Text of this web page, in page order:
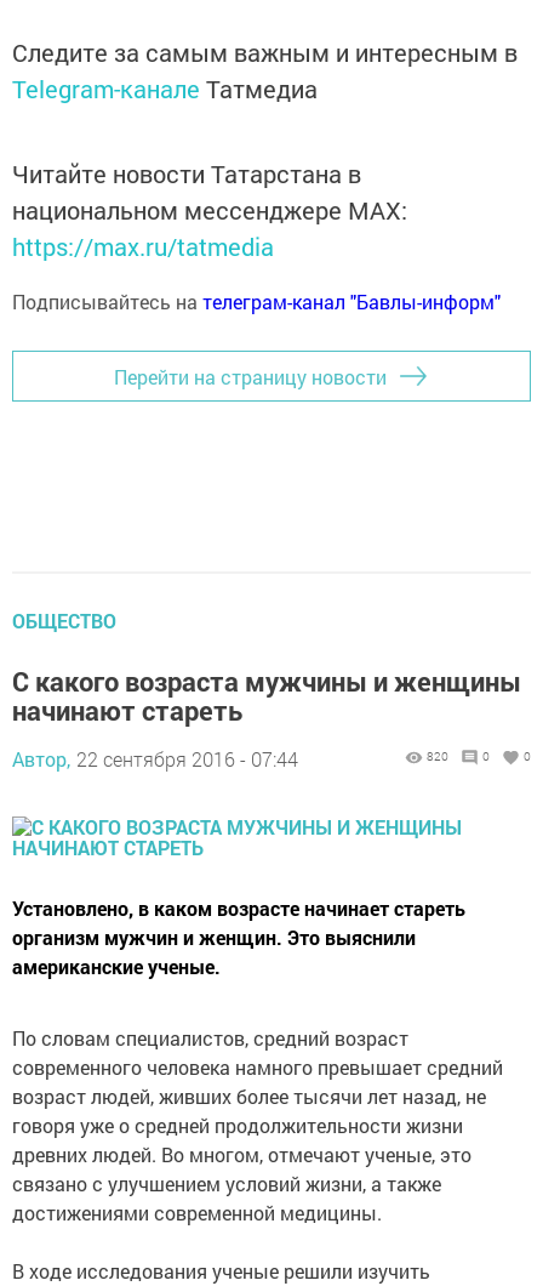
Следите за самым важным и интересным в
Telegram-канале Татмедиа
Читайте новости Татарстана в
национальном мессенджере MАХ:
https://max.ru/tatmedia
Подписывайтесь на телеграм-канал "Бавлы-информ"
Перейти на страницу новости
ОБЩЕСТВО
С какого возраста мужчины и женщины
начинают стареть
Автор, 22 сентября 2016 - 07:44 820 0 0
Установлено, в каком возрасте начинает стареть
организм мужчин и женщин. Это выяснили
американские ученые.
По словам специалистов, средний возраст
современного человека намного превышает средний
возраст людей, живших более тысячи лет назад, не
говоря уже о средней продолжительности жизни
древних людей. Во многом, отмечают ученые, это
связано с улучшением условий жизни, а также
достижениями современной медицины.
В ходе исследования ученые решили изучить